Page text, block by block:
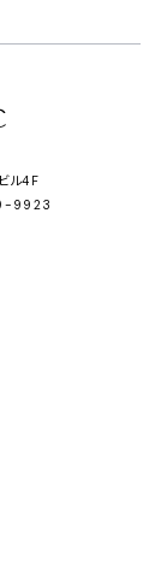
ル4F
9923